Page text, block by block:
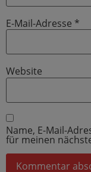
E-Mail-Adresse *
Website
Name, E-Mail-
für meinen